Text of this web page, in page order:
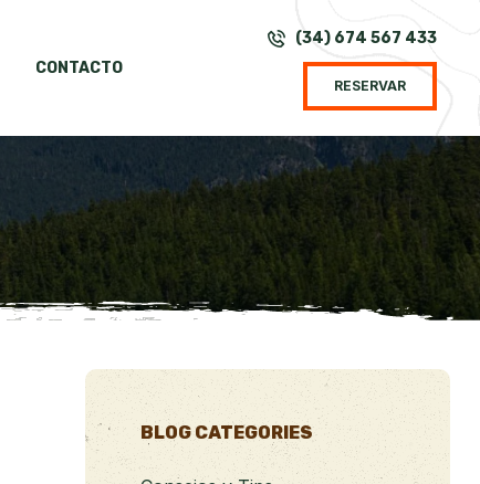
CONTACTO
(34) 674 567 433
RESERVAR
BLOG CATEGORIES